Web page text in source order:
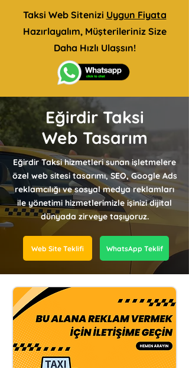
Taksi Web Sitenizi Uygun Fiyata
Hazırlayalım, Müşterileriniz Size
Daha Hızlı Ulaşsın!
Eğirdir Taksi
Web Tasarım
Eğirdir Taksi hizmetleri sunan işletmelere
özel web sitesi tasarımı, SEO, Google Ads
reklamcılığı ve sosyal medya reklamları
ile yönetimi hizmetlerimizle işinizi dijital
dünyada zirveye taşıyoruz.
Web Site Teklifi WhatsApp Teklif